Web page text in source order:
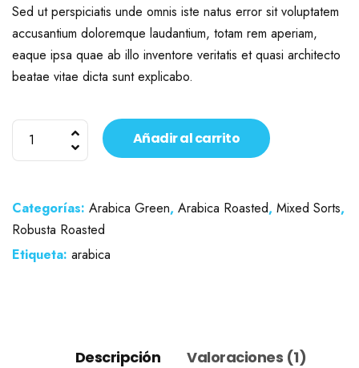
puntuación
Sed ut perspiciatis unde omnis iste natus error sit voluptatem
accusantium doloremque laudantium, totam rem aperiam,
eaque ipsa quae ab illo inventore veritatis et quasi architecto
beatae vitae dicta sunt explicabo.
Añadir al carrito
Categorías: Arabica Green, Arabica Roasted, Mixed Sorts,
Robusta Roasted
Etiqueta: arabica
Descripción Valoraciones (1)